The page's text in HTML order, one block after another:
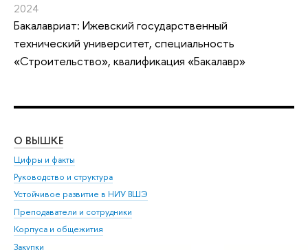
2024
Бакалавриат: Ижевский государственный
технический университет, специальность
«Строительство», квалификация «Бакалавр»
О ВЫШКЕ
Цифры и факты
Руководство и структура
Устойчивое развитие в НИУ ВШЭ
Преподаватели и сотрудники
Корпуса и общежития
Закупки